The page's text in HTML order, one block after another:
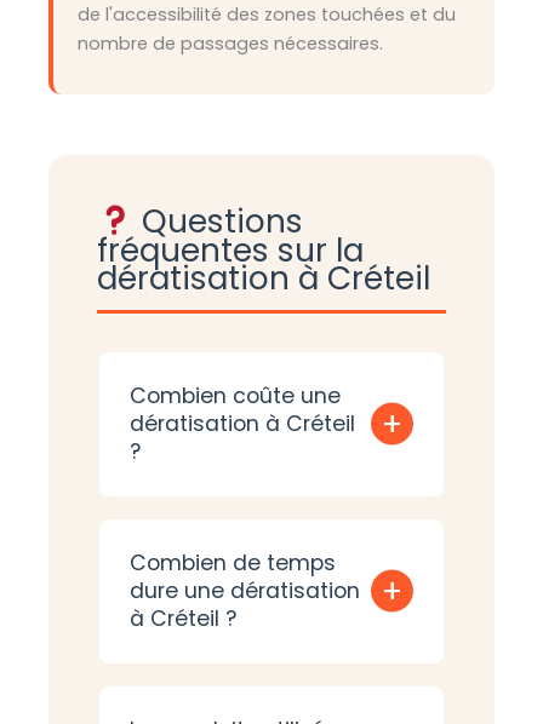
de l'accessibilité des zones touchées et du
nombre de passages nécessaires.
Questions
fréquentes sur la
dératisation à Créteil
Combien coûte une
dératisation à Créteil
?
+
Combien de temps
dure une dératisation
à Créteil ?
+